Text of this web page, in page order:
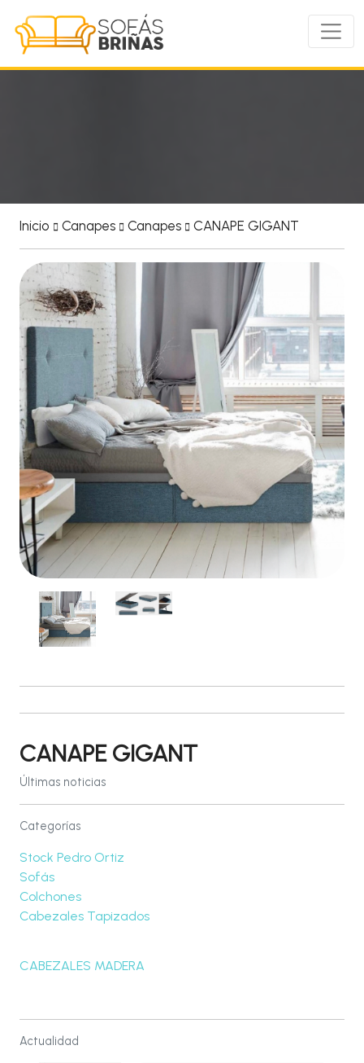
Inicio Canapes Canapes CANAPE GIGANT
CANAPE GIGANT
Últimas noticias
Categorías
Stock Pedro Ortiz
Sofás
Colchones
Cabezales Tapizados
CABEZALES MADERA
Actualidad